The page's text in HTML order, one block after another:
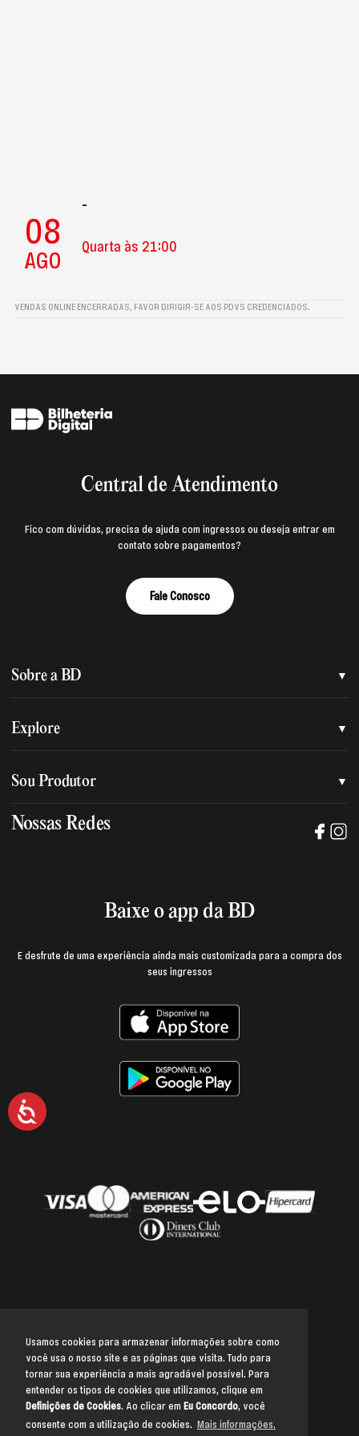
Usamos cookies para armazenar informações sobre como
você usa o nosso site e as páginas que visita. Tudo para
tornar sua experiência a mais agradável possível. Para
entender os tipos de cookies que utilizamos, clique em
Definições de Cookies. Ao clicar em Eu Concordo, você
consente com a utilização de cookies. Mais informações.
Acessibilidade
08
AGO
-
Quarta às 21:00
VENDAS ONLINE ENCERRADAS, FAVOR DIRIGIR-SE AOS PDVS CREDENCIADOS.
Central de Atendimento
Fico com dúvidas, precisa de ajuda com ingressos ou deseja entrar em
contato sobre pagamentos?
Fale Conosco
Sobre a BD
Quem somos
Política de privacidade
Explore
Assessoria de imprensa
Trabalhe na BD
Sou Produtor
Manual de mídia e da marca BD
Nossas Redes
Baixe o app da BD
E desfrute de uma experiência ainda mais customizada para a compra dos
seus ingressos
Voltar para o topo